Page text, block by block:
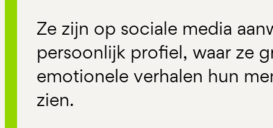
Ze zijn op sociale media
persoonlijk profiel, waar ze
emotionele verhalen hun
zien.